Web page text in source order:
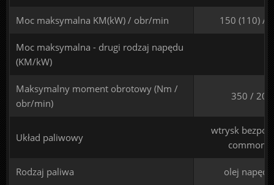
Moc maksymalna KM(kW) / obr/min 150 (110) /
Moc maksymalna - drugi rodzaj napędu
(KM/kW)
Maksymalny moment obrotowy (Nm /
obr/min)
350 /
Układ paliwowy
wtrysk
common
Rodzaj paliwa olej